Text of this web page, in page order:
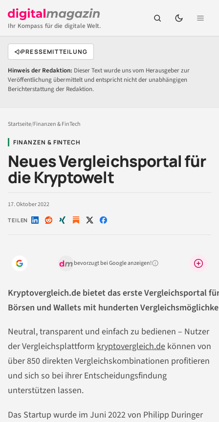
Ihr Kompass für die digitale Welt.
PRESSEMITTEILUNG
Hinweis der Redaktion: Dieser Text wurde uns vom Herausgeber zur
Veröffentlichung übermittelt und entspricht nicht der unabhängigen
Berichterstattung der Redaktion.
Startseite/Finanzen & FinTech
FINANZEN & FINTECH
Neues Vergleichsportal für
die Kryptowelt
17. Oktober 2022
TEILEN Auf Auf Auf Auf Auf
bevorzugt bei Google anzeigen!Warum lohnt sich das?
Kryptovergleich.de bietet das erste Vergleichsportal
Börsen und Wallets mit hunderten
Neutral, transparent und einfach zu bedienen – Nutzer
der Vergleichsplattform kryptovergleich.de können von
über 850 direkten Vergleichskombinationen profitieren
und sich so bei ihrer Entscheidungsfindung
unterstützen lassen.
Das Startup wurde im Juni 2022 von Philipp Duringer